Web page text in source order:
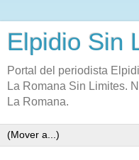
Elpidio Sin
Portal del periodista
La Romana Sin Limites.
La Romana.